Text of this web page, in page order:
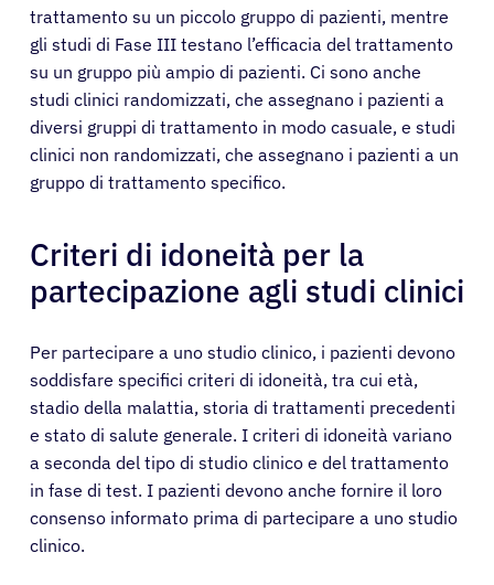
trattamento su un piccolo gruppo di pazienti, mentre
gli studi di Fase III testano l’efficacia del trattamento
su un gruppo più ampio di pazienti. Ci sono anche
studi clinici randomizzati, che assegnano i pazienti a
diversi gruppi di trattamento in modo casuale, e studi
clinici non randomizzati, che assegnano i pazienti a un
gruppo di trattamento specifico.
Criteri di idoneità per la
partecipazione agli studi clinici
Per partecipare a uno studio clinico, i pazienti devono
soddisfare specifici criteri di idoneità, tra cui età,
stadio della malattia, storia di trattamenti precedenti
e stato di salute generale. I criteri di idoneità variano
a seconda del tipo di studio clinico e del trattamento
in fase di test. I pazienti devono anche fornire il loro
consenso informato prima di partecipare a uno studio
clinico.